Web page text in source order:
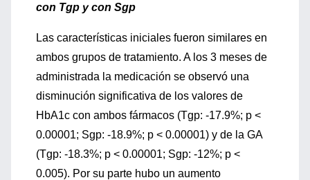
con Tgp y con Sgp
Las características iniciales fueron similares en
ambos grupos de tratamiento. A los 3 meses de
administrada la medicación se observó una
disminución significativa de los valores de
HbA1c con ambos fármacos (Tgp: -17.9%; p <
0.00001; Sgp: -18.9%; p < 0.00001) y de la GA
(Tgp: -18.3%; p < 0.00001; Sgp: -12%; p <
0.005). Por su parte hubo un aumento